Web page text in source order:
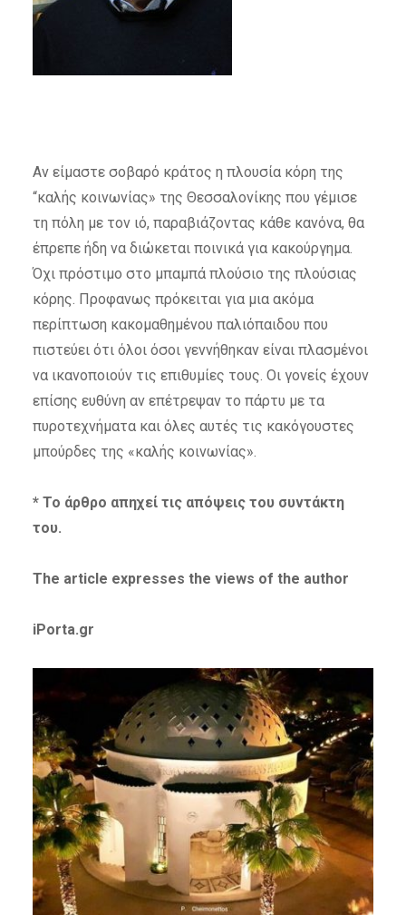
Αν είμαστε σοβαρό κράτος η πλουσία κόρη της
“καλής κοινωνίας» της Θεσσαλονίκης που γέμισε
τη πόλη με τον ιό, παραβιάζοντας κάθε κανόνα, θα
έπρεπε ήδη να διώκεται ποινικά για κακούργημα.
Όχι πρόστιμο στο μπαμπά πλούσιο της πλούσιας
κόρης. Προφανως πρόκειται για μια ακόμα
περίπτωση κακομαθημένου παλιόπαιδου που
πιστεύει ότι όλοι όσοι γεννήθηκαν είναι πλασμένοι
να ικανοποιούν τις επιθυμίες τους. Οι γονείς έχουν
επίσης ευθύνη αν επέτρεψαν το πάρτυ με τα
πυροτεχνήματα και όλες αυτές τις κακόγουστες
μπούρδες της «καλής κοινωνίας».
* Το άρθρο απηχεί τις απόψεις του συντάκτη
του.
The article expresses the views of the author
iPorta.gr